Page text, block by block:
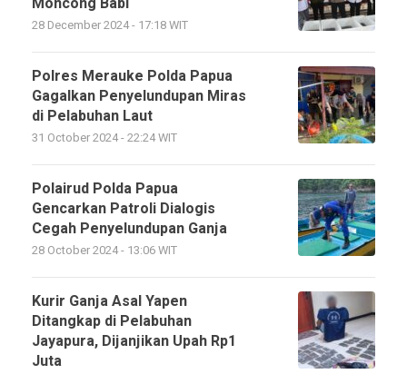
28 December 2024 - 17:18 WIT
Polres Merauke Polda Papua
Gagalkan Penyelundupan Miras
di Pelabuhan Laut
31 October 2024 - 22:24 WIT
Polairud Polda Papua
Gencarkan Patroli Dialogis
Cegah Penyelundupan Ganja
28 October 2024 - 13:06 WIT
Kurir Ganja Asal Yapen
Ditangkap di Pelabuhan
Jayapura, Dijanjikan Upah Rp1
Juta